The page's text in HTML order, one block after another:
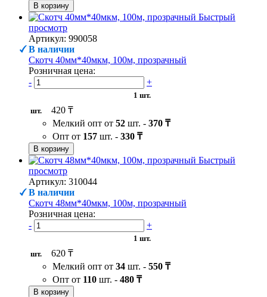
В корзину
Быстрый
просмотр
Артикул: 990058
В наличии
Скотч 40мм*40мкм, 100м, прозрачный
Розничная цена:
-
+
1 шт.
шт.
420 ₸
Мелкий опт от 52 шт. - 370 ₸
Опт от 157 шт. - 330 ₸
В корзину
Быстрый
просмотр
Артикул: 310044
В наличии
Скотч 48мм*40мкм, 100м, прозрачный
Розничная цена:
-
+
1 шт.
шт.
620 ₸
Мелкий опт от 34 шт. - 550 ₸
Опт от 110 шт. - 480 ₸
В корзину